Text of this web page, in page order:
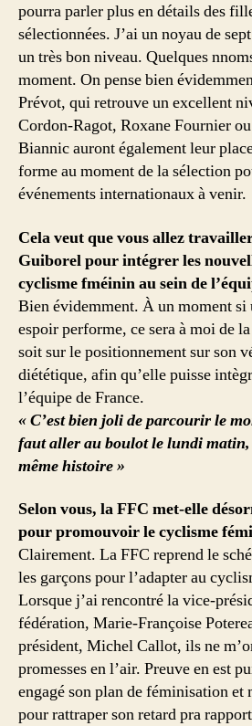
pourra parler plus en détails des
sélectionnées. J’ai un noyau de
un très bon niveau. Quelques
moment. On pense bien
Prévot, qui retrouve un excellent
Cordon-Ragot, Roxane Fournier
Biannic auront également leur
forme au moment de la sélection
événements internationaux à venir.
Cela veut que vous allez
Guiborel pour intégrer les
cyclisme fméinin au sein de
Bien évidemment. À un moment si
espoir performe, ce sera à moi de
soit sur le positionnement sur son
diététique, afin qu’elle puisse
l’équipe de France.
« C’est bien joli de parcourir le
faut aller au boulot le lundi matin,
même histoire »
Selon vous, la FFC met-elle
pour promouvoir le cyclisme
Clairement. La FFC reprend le
les garçons pour l’adapter au
Lorsque j’ai rencontré la vice-
fédération, Marie-Françoise
président, Michel Callot, ils ne
promesses en l’air. Preuve en est
engagé son plan de féminisation
pour rattraper son retard pra